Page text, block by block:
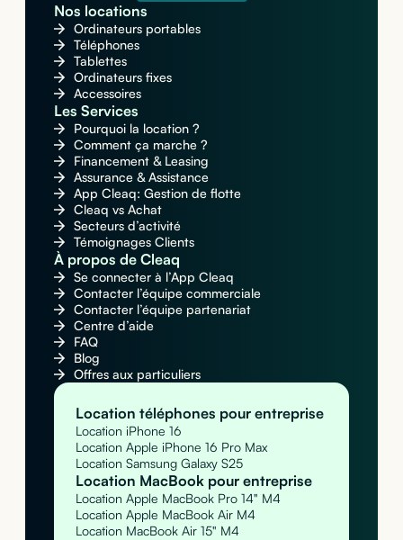
Nos locations
Ordinateurs portables
Téléphones
Tablettes
Ordinateurs fixes
Accessoires
Les Services
Pourquoi la location ?
Comment ça marche ?
Financement & Leasing
Assurance & Assistance
App Cleaq: Gestion de flotte
Cleaq vs Achat
Secteurs d’activité
Témoignages Clients
À propos de Cleaq
Se connecter à l’App Cleaq
Contacter l’équipe commerciale
Contacter l’équipe partenariat
Centre d’aide
FAQ
Blog
Offres aux particuliers
Location téléphones pour entreprise
Location iPhone 16
Location Apple iPhone 16 Pro Max
Location Samsung Galaxy S25
Location MacBook pour entreprise
Location Apple MacBook Pro 14" M4
Location Apple MacBook Air M4
Location MacBook Air 15" M4